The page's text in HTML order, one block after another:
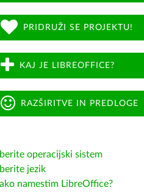
PRIDRUŽI SE PROJEKTU!
KAJ JE LIBREOFFICE?
RAZŠIRITVE IN PREDLOGE
operacijski sistem
jezik
namestim LibreOffice?